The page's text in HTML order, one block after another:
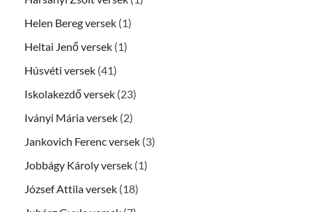
Helen Bereg versek (1)
Heltai Jenő versek (1)
Húsvéti versek (41)
Iskolakezdő versek (23)
Iványi Mária versek (2)
Jankovich Ferenc versek (3)
Jobbágy Károly versek (1)
József Attila versek (18)